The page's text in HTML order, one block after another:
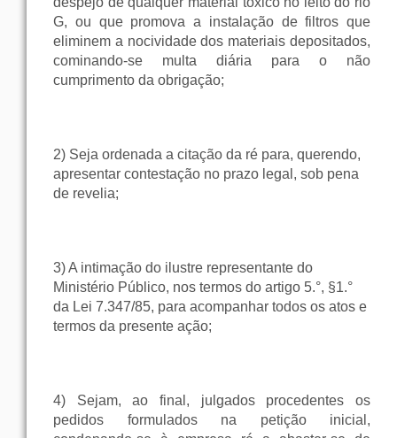
G, ou que promova a instalação de filtros que
eliminem a nocividade dos materiais depositados,
cominando-se multa diária para o não
cumprimento da obrigação;
2) Seja ordenada a citação da ré para, querendo,
apresentar contestação no prazo legal, sob pena
de revelia;
3) A intimação do ilustre representante do
Ministério Público, nos termos do artigo 5.°, §1.°
da Lei 7.347/85, para acompanhar todos os atos e
termos da presente ação;
4)
Sejam, ao final, julgados procedentes os
pedidos formulados na petição inicial,